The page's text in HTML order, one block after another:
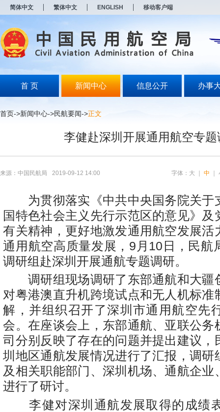
简体中文 繁体中文 ENGLISH 移动客户端
首 页 新闻中心 信息公开 办事
首页->新闻中心->民航要闻->正文
李健赴深圳开展通用航空专题
来源：中国民航局 2019-09-12 14:00 字体： 大 中
为贯彻落实《中共中央国务院关于
国特色社会主义先行示范区的意见》及
有关精神，更好地激发通用航空发展活
通用航空高质量发展，9月10日，民航
调研组赴深圳开展通航专题调研。
调研组现场调研了东部通航和大疆
对粤港澳直升机跨境试点和无人机标准
解，并组织召开了深圳市通用航空先
会。在座谈会上，东部通航、亚联公务
司分别反映了存在的问题并提出建议，
圳地区通航发展情况进行了汇报，调研
及相关职能部门、深圳机场、通航企业
进行了研讨。
李健对深圳通航发展取得的成绩
打
开
无
障
说
按
Alt
开